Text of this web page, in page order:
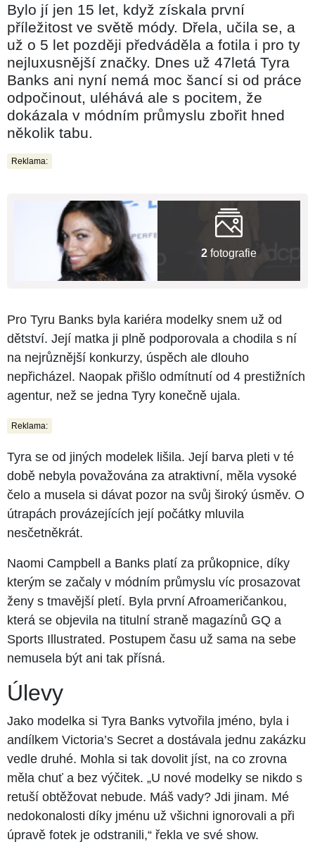
Bylo jí jen 15 let, když získala první
příležitost ve světě módy. Dřela, učila se, a
už o 5 let později předváděla a fotila i pro ty
nejluxusnější značky. Dnes už 47letá Tyra
Banks ani nyní nemá moc šancí si od práce
odpočinout, uléhává ale s pocitem, že
dokázala v módním průmyslu zbořit hned
několik tabu.
Reklama:
2 fotografie
Pro Tyru Banks byla kariéra modelky snem už od
dětství. Její matka ji plně podporovala a chodila s ní
na nejrůznější konkurzy, úspěch ale dlouho
nepřicházel. Naopak přišlo odmítnutí od 4 prestižních
agentur, než se jedna Tyry konečně ujala.
Reklama:
Tyra se od jiných modelek lišila. Její barva pleti v té
době nebyla považována za atraktivní, měla vysoké
čelo a musela si dávat pozor na svůj široký úsměv. O
útrapách provázejících její počátky mluvila
nesčetněkrát.
Naomi Campbell a Banks platí za průkopnice, díky
kterým se začaly v módním průmyslu víc prosazovat
ženy s tmavější pletí. Byla první Afroameričankou,
která se objevila na titulní straně magazínů GQ a
Sports Illustrated. Postupem času už sama na sebe
nemusela být ani tak přísná.
Úlevy
Jako modelka si Tyra Banks vytvořila jméno, byla i
andílkem Victoria’s Secret a dostávala jednu zakázku
vedle druhé. Mohla si tak dovolit jíst, na co zrovna
měla chuť a bez výčitek. „U nové modelky se nikdo s
retuší obtěžovat nebude. Máš vady? Jdi jinam. Mé
nedokonalosti díky jménu už všichni ignorovali a při
úpravě fotek je odstranili,“ řekla ve své show.